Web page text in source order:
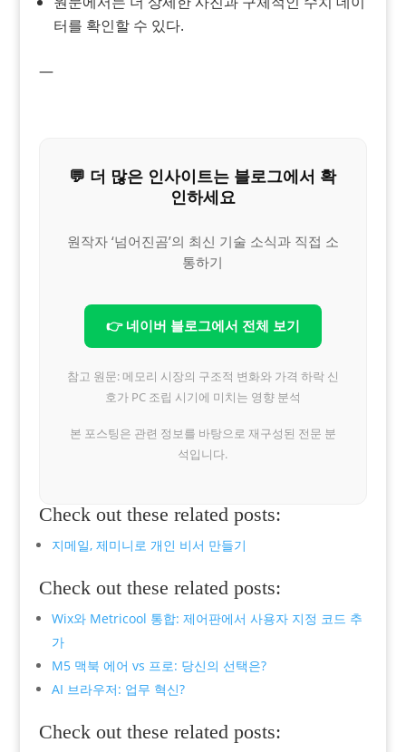
터를 확인할 수 있다.
—
💬 더 많은 인사이트는 블로그에서 확
인하세요
원작자 ‘넘어진곰’의 최신 기술 소식과 직접 소
통하기
👉 네이버 블로그에서 전체 보기
참고 원문: 메모리 시장의 구조적 변화와 가격 하락 신
호가 PC 조립 시기에 미치는 영향 분석
본 포스팅은 관련 정보를 바탕으로 재구성된 전문 분
석입니다.
Check out these related posts:
지메일, 제미니로 개인 비서 만들기
Check out these related posts:
Wix와 Metricool 통합: 제어판에서 사용자 지정 코드 추
가
M5 맥북 에어 vs 프로: 당신의 선택은?
AI 브라우저: 업무 혁신?
Check out these related posts: